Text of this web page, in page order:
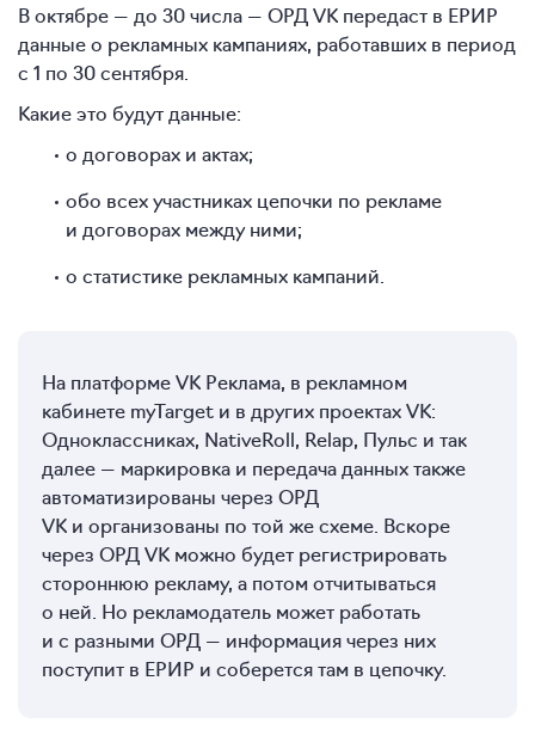
В октябре — до 30 числа — ОРД VK передаст в ЕРИР
данные о рекламных кампаниях, работавших в период
с 1 по 30 сентября.
Какие это будут данные:
о договорах и актах;
обо всех участниках цепочки по рекламе
и договорах между ними;
о статистике рекламных кампаний.
На платформе VK Реклама, в рекламном
кабинете myTarget и в других проектах VK:
Одноклассниках, NativeRoll, Relap, Пульc и так
далее — маркировка и передача данных также
автоматизированы через ОРД
VK и организованы по той же схеме. Вскоре
через ОРД VK можно будет регистрировать
стороннюю рекламу, а потом отчитываться
о ней. Но рекламодатель может работать
и с разными ОРД — информация через них
поступит в ЕРИР и соберется там в цепочку.